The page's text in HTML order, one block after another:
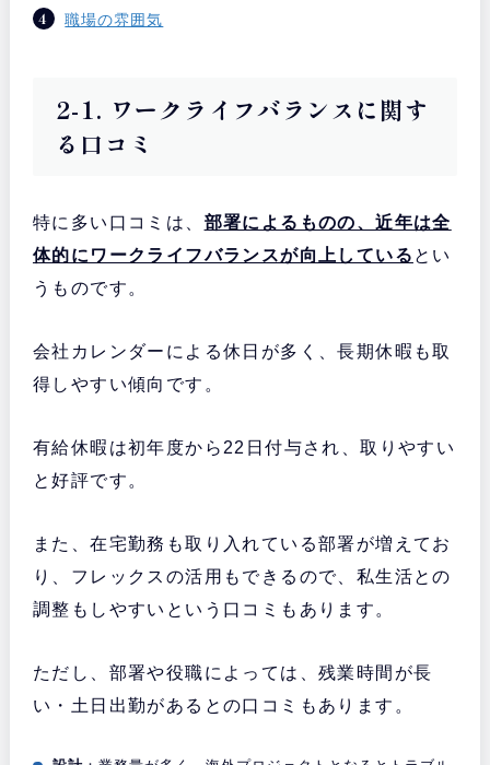
職場の雰囲気
2-1. ワークライフバランスに関す
る口コミ
特に多い口コミは、 部署によるものの、近年は全
体的にワークライフバランスが向上している とい
うものです。
会社カレンダーによる休日が多く、長期休暇も取
得しやすい傾向です。
有給休暇は初年度から22日付与され、取りやすい
と好評です。
また、在宅勤務も取り入れている部署が増えてお
り、フレックスの活用もできるので、私生活との
調整もしやすいという口コミもあります。
ただし、 部署や役職によっては、残業時間が長
い・土日出勤があるとの口コミもあります。